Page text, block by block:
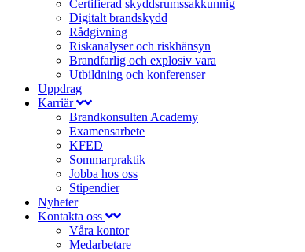
Certifierad skyddsrumssakkunnig
Digitalt brandskydd
Rådgivning
Riskanalyser och riskhänsyn
Brandfarlig och explosiv vara
Utbildning och konferenser
Uppdrag
Karriär
Brandkonsulten Academy
Examensarbete
KFED
Sommarpraktik
Jobba hos oss
Stipendier
Nyheter
Kontakta oss
Våra kontor
Medarbetare